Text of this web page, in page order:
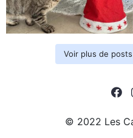
Voir plus de posts
© 2022 Les